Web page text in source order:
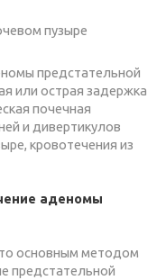
пузыре
предстательной
или острая задержка
почечная
и дивертикулов
кровотечения из
аденомы
основным методом
предстательной